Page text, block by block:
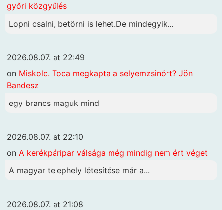
győri közgyűlés
Lopni csalni, betörni is lehet.De mindegyik...
2026.08.07. at 22:49
on Miskolc. Toca megkapta a selyemzsinórt? Jön
Bandesz
egy brancs maguk mind
2026.08.07. at 22:10
on A kerékpáripar válsága még mindig nem ért véget
A magyar telephely létesítése már a...
2026.08.07. at 21:08